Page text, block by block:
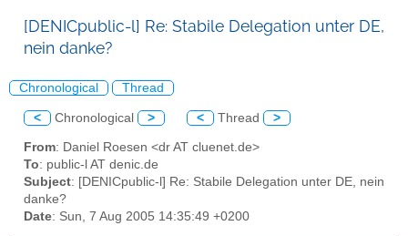
[DENICpublic-l] Re: Stabile Delegation unter DE,
nein danke?
Chronological Thread
< Chronological > < Thread >
From: Daniel Roesen <dr AT cluenet.de>
To: public-l AT denic.de
Subject: [DENICpublic-l] Re: Stabile Delegation unter DE, nein
danke?
Date: Sun, 7 Aug 2005 14:35:49 +0200